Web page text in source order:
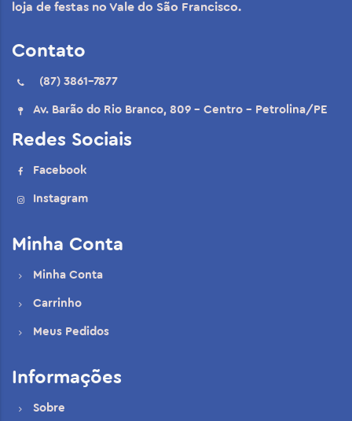
loja de festas no Vale do São Francisco.
Contato
(87) 3861-7877
Av. Barão do Rio Branco, 809 - Centro - Petrolina/PE
Redes Sociais
Facebook
Instagram
Minha Conta
Minha Conta
Carrinho
Meus Pedidos
Informações
Sobre